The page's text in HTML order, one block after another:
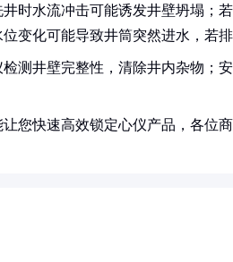
时水流冲击可能诱发井壁坍塌；
变化可能导致井筒突然进水，若
检测井壁完整性，清除井内杂物；
您快速高效锁定心仪产品，各位